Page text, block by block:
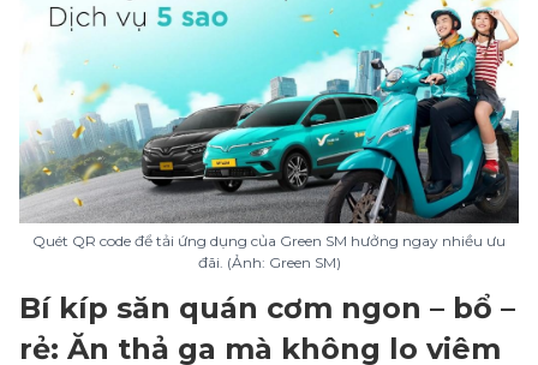
Quét QR code để tải ứng dụng của Green SM hưởng ngay nhiều ưu
đãi. (Ảnh: Green SM)
Bí kíp săn quán cơm ngon – bổ –
rẻ: Ăn thả ga mà không lo viêm